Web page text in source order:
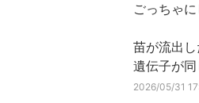
ごっちゃ
苗が流出し
遺伝子が同
2026/05/31